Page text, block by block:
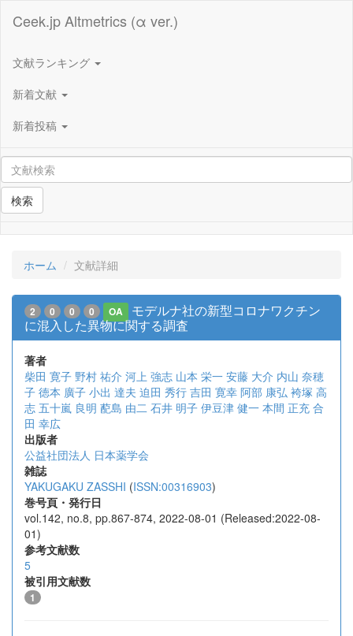
Ceek.jp Altmetrics (α ver.)
文献ランキング
新着文献
新着投稿
検索
ホーム 文献詳細
2 0 0 0 OA
モデルナ社の新型コロナワクチン
に混入した異物に関する調査
著者
柴田 寛子 野村 祐介 河上 強志 山本 栄一 安藤 大介 内山 奈穂
子 徳本 廣子 小出 達夫 迫田 秀行 吉田 寛幸 阿部 康弘 袴塚 高
志 五十嵐 良明 蓜島 由二 石井 明子 伊豆津 健一 本間 正充 合
田 幸広
出版者
公益社団法人 日本薬学会
雑誌
YAKUGAKU ZASSHI (ISSN:00316903)
巻号頁・発行日
vol.142, no.8, pp.867-874, 2022-08-01 (Released:2022-08-
01)
参考文献数
5
被引用文献数
1